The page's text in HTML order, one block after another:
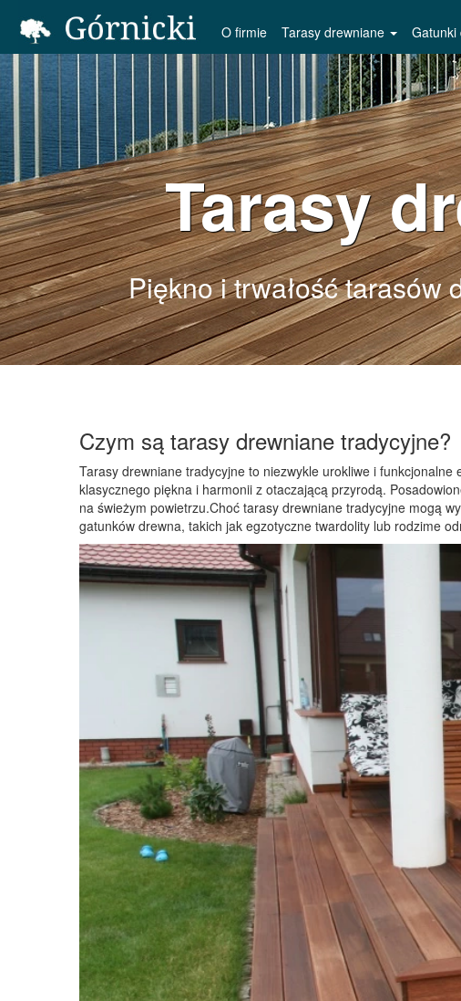
O firmie Tarasy drewniane Gatunki
Tarasy
Piękno i trwałość tarasów
Czym są tarasy drewniane tradycyjne?
Tarasy drewniane tradycyjne to niezwykle urokliwe i
klasycznego piękna i harmonii z otaczającą przyrodą.
na świeżym powietrzu.Choć tarasy drewniane tradycyjne mogą
gatunków drewna, takich jak egzotyczne twardolity lub rodzime